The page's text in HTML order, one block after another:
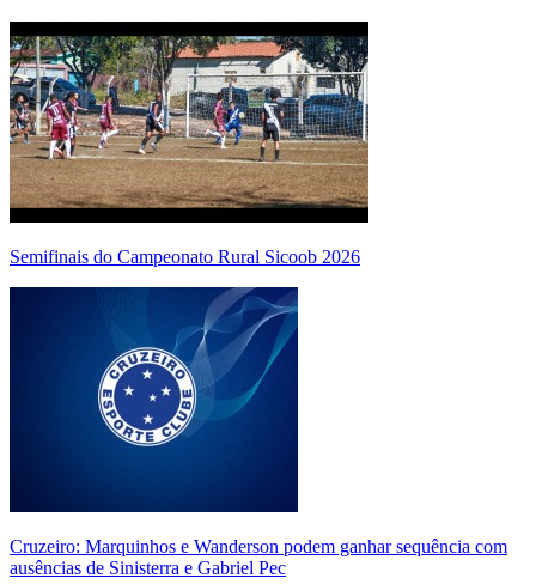
Semifinais do Campeonato Rural Sicoob 2026
Cruzeiro: Marquinhos e Wanderson podem ganhar sequência com
ausências de Sinisterra e Gabriel Pec